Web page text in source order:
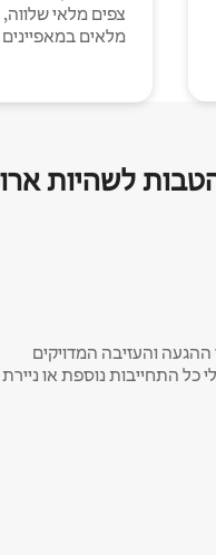
צפים מלאי
מלאים במאפיינים
לשהיות
והעזיבה המדויקים
כל התחייבות נוספת או ניירת